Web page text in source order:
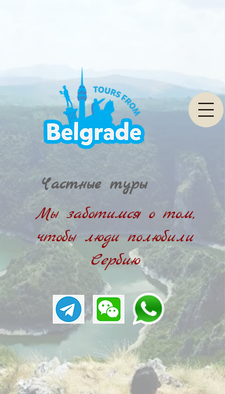
Мы заботимся о том,
чтобы люди полюбили
Сербию
Частные туры